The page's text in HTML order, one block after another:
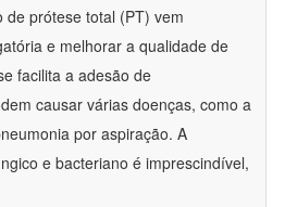
de prótese total (PT) vem
e melhorar a qualidade de
facilita a adesão de
causar várias doenças, como a
por aspiração. A
e bacteriano é imprescindível,